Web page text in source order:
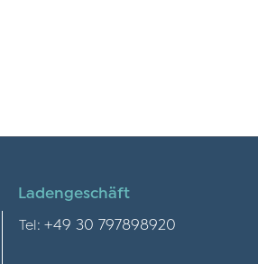
Ladengeschäft
Tel: +49 30 797898920